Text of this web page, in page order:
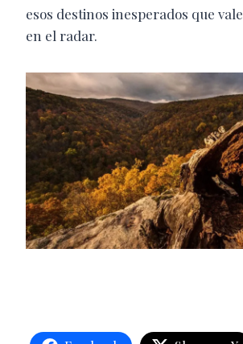
esos destinos inesperados que
en el radar.